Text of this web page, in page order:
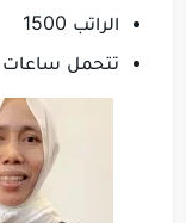
الراتب 1500
تتحمل ساعات